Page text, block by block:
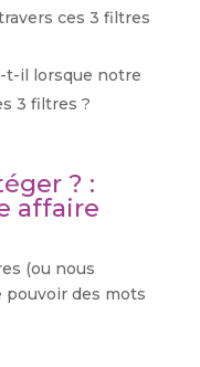
ces 3 filtres
t-il lorsque notre
3 filtres ?
? :
affaire
(ou nous
pouvoir des mots